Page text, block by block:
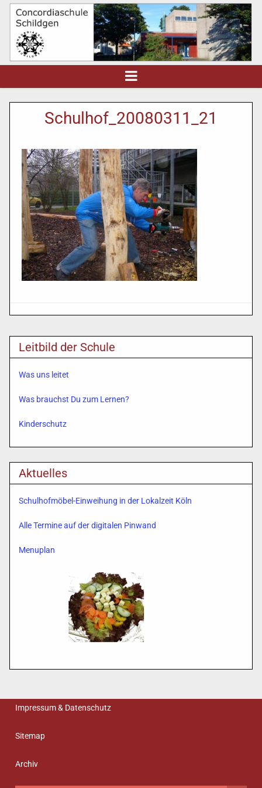
Schulhof_20080311_21
Leitbild der Schule
Was uns leitet
Was brauchst Du zum Lernen?
Kinderschutz
Aktuelles
Schulhofmöbel-Einweihung in der Lokalzeit Köln
Alle Termine auf der digitalen Pinwand
Menuplan
Impressum & Datenschutz
Sitemap
Archiv